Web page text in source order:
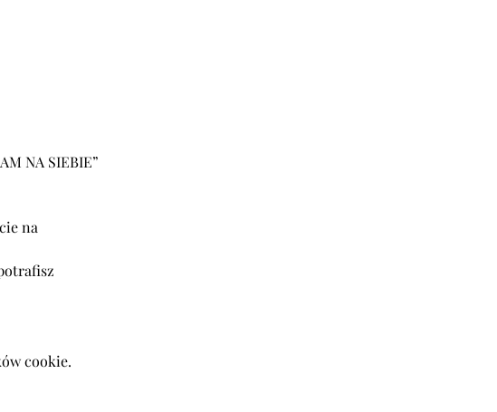
NA SIEBIE”
na
cookie.